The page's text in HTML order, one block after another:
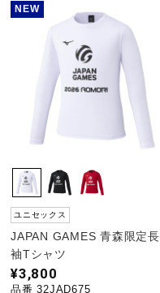
取扱店一覧
NEW
ユニセックス
JAPAN GAMES 青森限定長
袖Tシャツ
¥3,800
品番 32JAD675